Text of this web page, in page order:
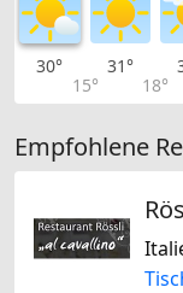
30°
15°
31°
18°
Empfohlene